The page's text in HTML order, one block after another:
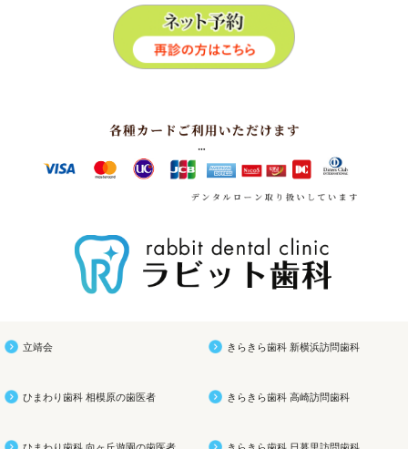
立靖会
ひまわり歯科 相模原の歯医者
きらきら歯科 新横浜訪問歯科
きらきら歯科 高崎訪問歯科